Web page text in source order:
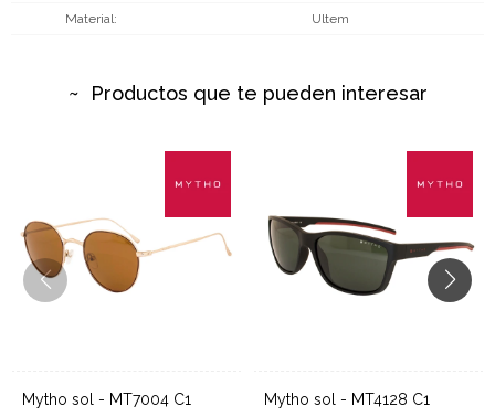
Material Ultem
Productos que te pueden interesar
Mytho sol - MT7004 C1
Mytho sol - MT4128 C1